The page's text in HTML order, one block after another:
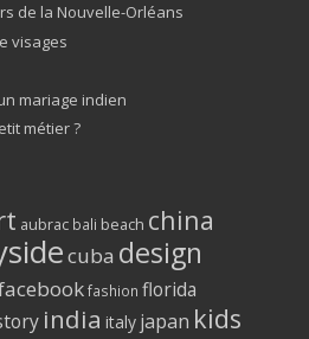
de la Nouvelle-Orléans
visages
mariage indien
métier ?
aubrac bali beach china
cuba design
fashion florida
india italy japan kids